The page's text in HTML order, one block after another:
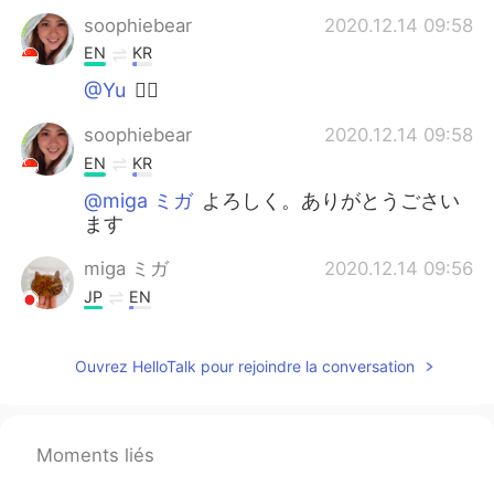
soophiebear 2020.12.14 09:58
EN KR
@Yu 🙇‍♀️
soophiebear 2020.12.14 09:58
EN KR
@miga ミガ よろしく。ありがとうごさい
ます
miga ミガ 2020.12.14 09:56
JP EN
素晴らしい自己紹介です😳いつか日本で働
けると良いですね。応援しています♪
JP EN
Ouvrez HelloTalk pour rejoindre la conversation
Moments liés